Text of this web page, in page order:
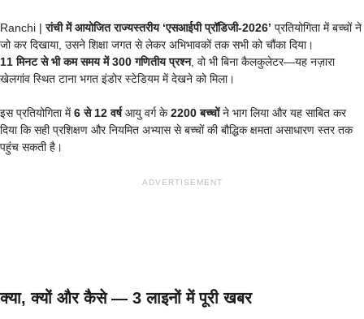
Ranchi |रांची में आयोजित राज्यस्तरीय ‘एसआईपी प्रॉडिजी-2026’ प्रतियोगिता में बच्चों ने
जो कर दिखाया, उसने शिक्षा जगत से लेकर अभिभावकों तक सभी को चौंका दिया।
11 मिनट से भी कम समय में 300 गणितीय प्रश्न, वो भी बिना कैलकुलेटर—यह नज़ारा
खेलगांव स्थित टाना भगत इंडोर स्टेडियम में देखने को मिला।
इस प्रतियोगिता में6 से 12 वर्षआयु वर्ग के2200 बच्चोंने भाग लिया और यह साबित कर
दिया कि सही प्रशिक्षण और नियमित अभ्यास से बच्चों की बौद्धिक क्षमता असाधारण स्तर तक
पहुंच सकती है।
ADVERTISEMENT
क्या, क्यों और कैसे — 3 लाइनों में पूरी खबर